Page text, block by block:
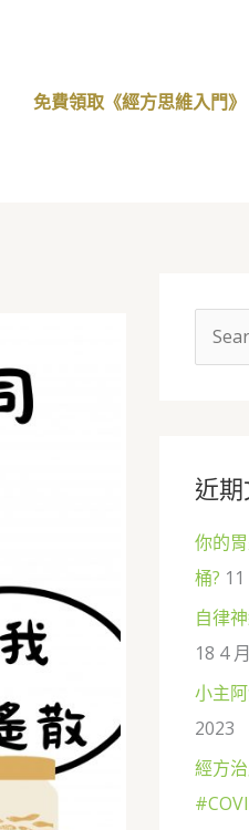
免費領取《經方思維入門》
字
近
你的
桶?
自律
18 4
小主
2023
經方